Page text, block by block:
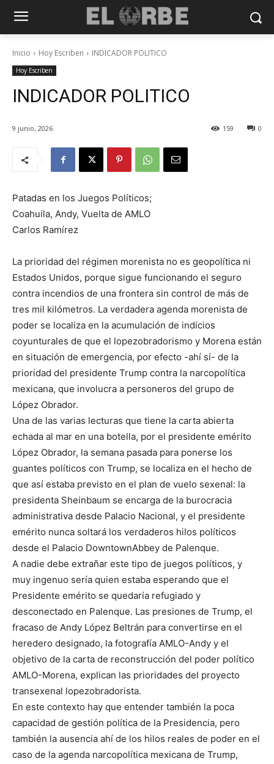
Inicio Hoy Escriben INDICADOR POLITICO
Hoy Escriben
INDICADOR POLITICO
9 junio, 2026 0
159
Patadas en los Juegos Políticos;
Coahuila, Andy, Vuelta de AMLO
Carlos Ramírez
La prioridad del régimen morenista no es geopolítica ni
Estados Unidos, porque sigue funcionando el seguro
contra incendios de una frontera sin control de más de
tres mil kilómetros. La verdadera agenda morenista de
poder se localiza en la acumulación de indicios
coyunturales de que el lopezobradorismo y Morena están
en situación de emergencia, por efecto -ahí sí- de la
prioridad del presidente Trump contra la narcopolítica
mexicana, que involucra a personeros del grupo de
López Obrador.
Una de las varias lecturas que tiene la carta abierta
echada al mar en una botella, por el presidente emérito
López Obrador, la semana pasada para ponerse los
guantes políticos con Trump, se localiza en el hecho de
que así estaba previsto en el plan de vuelo sexenal: la
presidenta Sheinbaum se encarga de la burocracia
administrativa desde Palacio Nacional, y el presidente
emérito nunca soltará los verdaderos hilos políticos
desde el Palacio DowntownAbbey de Palenque.
A nadie debe extrañar este tipo de juegos políticos, y
muy ingenuo sería quien estaba esperando que el
Presidente emérito se quedaría refugiado y
desconectado en Palenque. Las presiones de Trump, el
fracaso de Andy López Beltrán para convertirse en el
heredero designado, la fotografía AMLO-Andy y el
objetivo de la carta de reconstrucción del poder político
AMLO-Morena, explican las prioridades del proyecto
transexenal lopezobradorista.
En este contexto hay que entender también la poca
capacidad de gestión política de la Presidencia, pero
también la ausencia ahí de los hilos reales de poder en el
caso de la agenda narcopolítica mexicana de Trump,